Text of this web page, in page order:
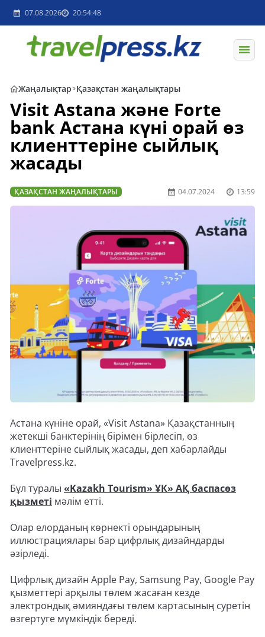
07.08.2026 20:54:48
Жаңалықтар Қазақстан жаңалықтары
Visit Astana және Forte
bank Астана күні орай өз
клиенттеріне сыйлық
жасады
ҚАЗАҚСТАН ЖАҢАЛЫҚТАРЫ 04.07.2024 13:59
Астана күніне орай, «Visit Astana» Қазақстанның
жетекші банктерінің бірімен бірлесіп, өз
клиенттеріне сыйлық жасады, деп хабарлайды
Travelpress.kz.
Бұл туралы «Kazakh Tourism» ҰК» АҚ баспасөз
қызметі мәлім етті.
Олар елорданың көрнекті орындарының
иллюстрациялары бар цифрлық дизайндарды
әзірледі.
Цифрлық дизайн Apple Pay, Samsung Pay, Google Pay
қызметтері арқылы төлем жасаған кезде
электрондық әмияндағы төлем картасының суретін
өзгертуге мүмкіндік береді.